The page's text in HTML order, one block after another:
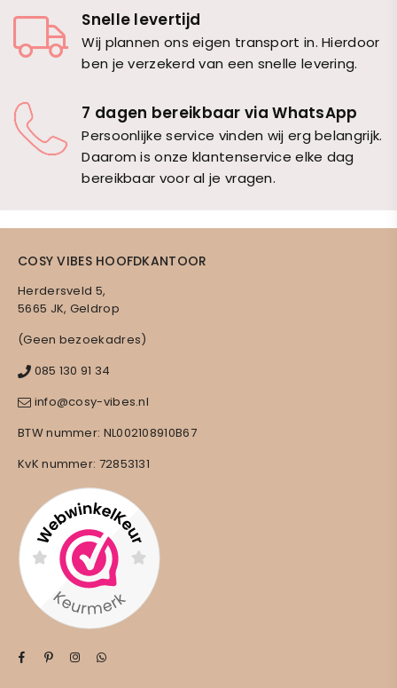
Snelle levertijd
Wij plannen ons eigen transport in. Hierdoor
ben je verzekerd van een snelle levering.
7 dagen bereikbaar via WhatsApp
Persoonlijke service vinden wij erg belangrijk.
Daarom is onze klantenservice elke dag
bereikbaar voor al je vragen.
COSY VIBES HOOFDKANTOOR
Herdersveld 5,
5665 JK, Geldrop
(Geen bezoekadres)
085 130 91 34
info@cosy-vibes.nl
BTW nummer: NL002108910B67
KvK nummer: 72853131
FacebookPinterestInstagram